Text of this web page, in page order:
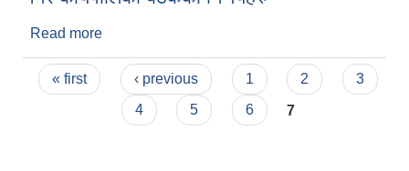
Read more
Pages
« first ‹ previous 1 2
3
4
5 6 7